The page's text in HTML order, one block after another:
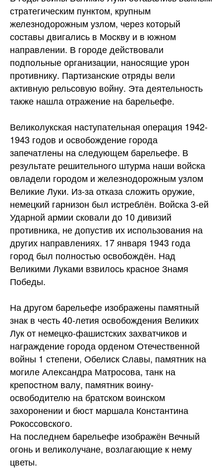
стратегическим пунктом, крупным
железнодорожным узлом, через который
составы двигались в Москву и в южном
направлении. В городе действовали
подпольные организации, наносящие урон
противнику. Партизанские отряды вели
активную рельсовую войну. Эта деятельность
также нашла отражение на барельефе.
Великолукская наступательная операция 1942-
1943 годов и освобождение города
запечатлены на следующем барельефе. В
результате решительного штурма наши войска
овладели городом и железнодорожным узлом
Великие Луки. Из-за отказа сложить оружие,
немецкий гарнизон был истреблён. Войска 3-ей
Ударной армии сковали до 10 дивизий
противника, не допустив их использования на
других направлениях. 17 января 1943 года
город был полностью освобождён. Над
Великими Луками взвилось красное Знамя
Победы.
На другом барельефе изображены памятный
знак в честь 40-летия освобождения Великих
Лук от немецко-фашистских захватчиков и
награждение города орденом Отечественной
войны 1 степени, Обелиск Славы, памятник на
могиле Александра Матросова, танк на
крепостном валу, памятник воину-
освободителю на братском воинском
захоронении и бюст маршала Константина
Рокоссовского.
На последнем барельефе изображён Вечный
огонь и великолучане, возлагающие к нему
цветы.